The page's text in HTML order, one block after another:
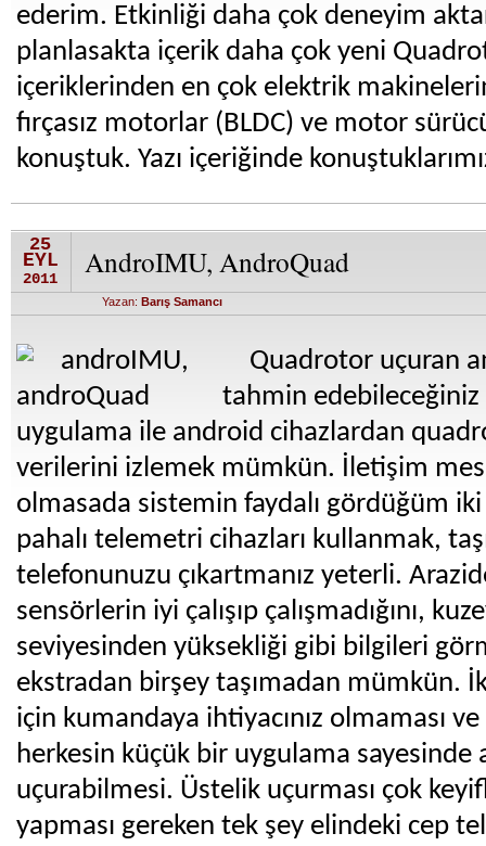
ederim. Etkinliği daha çok deneyim
planlasakta içerik daha çok yeni
içeriklerinden en çok elektrik
fırçasız motorlar (BLDC) ve motor
konuştuk. Yazı içeriğinde
25
EYL
2011 AndroIMU, AndroQuad
Yazan: Barış Samancı
Quadrotor uçuran
tahmin edebileceğiniz
uygulama ile android cihazlardan
verilerini izlemek mümkün. İletişim
olmasada sistemin faydalı gördüğüm
pahalı telemetri cihazları kullanmak,
telefonunuzu çıkartmanız yeterli.
sensörlerin iyi çalışıp çalışmadığını,
seviyesinden yüksekliği gibi bilgileri
ekstradan birşey taşımadan mümkün.
için kumandaya ihtiyacınız olmaması
herkesin küçük bir uygulama sayesinde
uçurabilmesi. Üstelik uçurması çok
yapması gereken tek şey elindeki cep